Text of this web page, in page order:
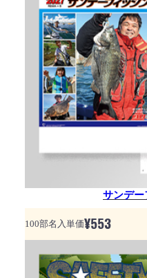
サンデ
100部名入単価¥553